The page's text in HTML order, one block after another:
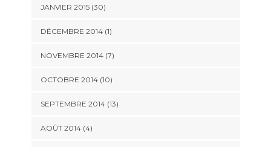
JANVIER 2015 (30)
DÉCEMBRE 2014 (1)
NOVEMBRE 2014 (7)
OCTOBRE 2014 (10)
SEPTEMBRE 2014 (13)
AOÛT 2014 (4)